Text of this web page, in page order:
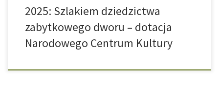
2025: Szlakiem dziedzictwa
zabytkowego dworu – dotacja
Narodowego Centrum Kultury